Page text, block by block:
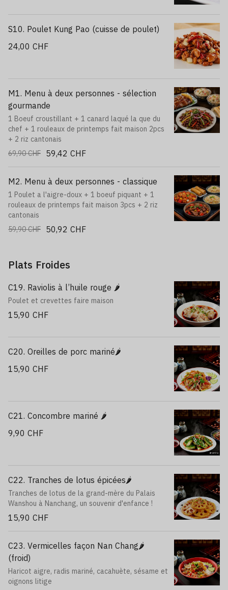
S10. Poulet Kung Pao (cuisse de poulet)
24,00 CHF
M1. Menu à deux personnes - sélection
gourmande
1 Boeuf croustillant + 1 canard laqué la que du
chef + 1 rouleaux de printemps fait maison 2pcs
+ 2 riz cantonais
69,90 CHF
59,42 CHF
M2. Menu à deux personnes - classique
1 Poulet a l'aigre-doux + 1 boeuf piquant + 1
rouleaux de printemps fait maison 3pcs + 2 riz
cantonais
59,90 CHF
50,92 CHF
Plats Froides
C19. Raviolis à l’huile rouge 🌶️
Poulet et crevettes faire maison
15,90 CHF
C20. Oreilles de porc mariné🌶️
15,90 CHF
C21. Concombre mariné 🌶️
9,90 CHF
C22. Tranches de lotus épicées🌶️
Tranches de lotus de la grand-mère du Palais
Wanshou à Nanchang, un souvenir d'enfance !
15,90 CHF
C23. Vermicelles façon Nan Chang🌶️
(froid)
Haricot aigre, radis mariné, cacahuète, sésame et
oignons litige